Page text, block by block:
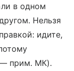
в одном
Нельзя
идите,
— прим. МК).